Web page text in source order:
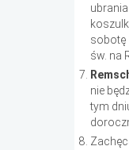
sobotę
św. na
nie
tym